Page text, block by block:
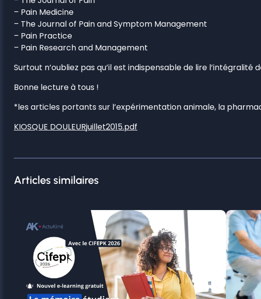
– Pain Medicine
– The Journal of Pain and Symptom Management
– Pain Practice
– Pain Research and Management
Surtout n’oubliez pas qu’il est indispensable de lire
Bonne lecture à tous !
*les articles portants sur l’expérimentation animale, la
KIOSQUE DOULEURjuillet2015.pdf
Articles similaires